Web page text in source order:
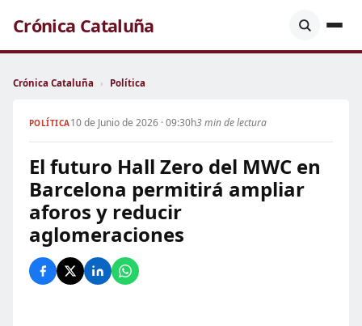
Crónica Cataluña
Crónica Cataluña › Política
POLÍTICA10 de Junio de 2026 · 09:30h3 min de lectura
El futuro Hall Zero del MWC en
Barcelona permitirá ampliar
aforos y reducir
aglomeraciones